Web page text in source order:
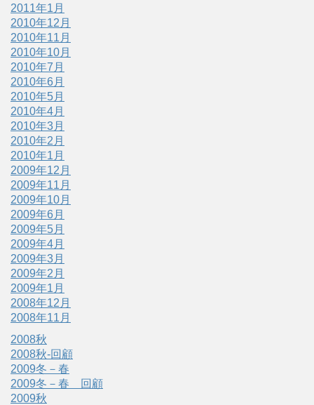
2011年1月
2010年12月
2010年11月
2010年10月
2010年7月
2010年6月
2010年5月
2010年4月
2010年3月
2010年2月
2010年1月
2009年12月
2009年11月
2009年10月
2009年6月
2009年5月
2009年4月
2009年3月
2009年2月
2009年1月
2008年12月
2008年11月
2008秋
2008秋-回顧
2009冬－春
2009冬－春 回顧
2009秋